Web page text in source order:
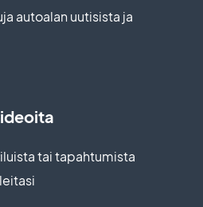
autoalan uutisista ja
tai tapahtumista